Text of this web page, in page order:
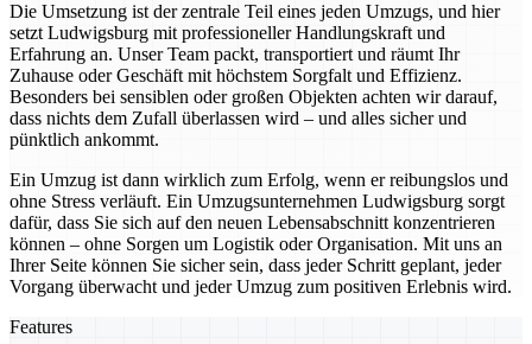
Die Umsetzung ist der zentrale Teil eines jeden Umzugs, und hier
setzt Ludwigsburg mit professioneller Handlungskraft und
Erfahrung an. Unser Team packt, transportiert und räumt Ihr
Zuhause oder Geschäft mit höchstem Sorgfalt und Effizienz.
Besonders bei sensiblen oder großen Objekten achten wir darauf,
dass nichts dem Zufall überlassen wird – und alles sicher und
pünktlich ankommt.
Ein Umzug ist dann wirklich zum Erfolg, wenn er reibungslos und
ohne Stress verläuft. Ein Umzugsunternehmen Ludwigsburg sorgt
dafür, dass Sie sich auf den neuen Lebensabschnitt konzentrieren
können – ohne Sorgen um Logistik oder Organisation. Mit uns an
Ihrer Seite können Sie sicher sein, dass jeder Schritt geplant, jeder
Vorgang überwacht und jeder Umzug zum positiven Erlebnis wird.
Features